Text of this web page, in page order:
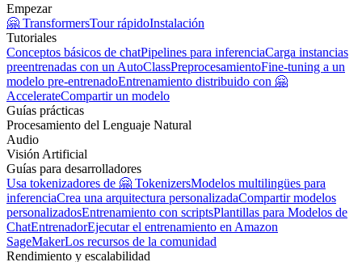
Empezar
🤗 TransformersTour rápidoInstalación
Tutoriales
Conceptos básicos de chatPipelines para inferenciaCarga instancias
preentrenadas con un AutoClassPreprocesamientoFine-tuning a un
modelo pre-entrenadoEntrenamiento distribuido con 🤗
AccelerateCompartir un modelo
Guías prácticas
Procesamiento del Lenguaje Natural
Audio
Visión Artificial
Guías para desarrolladores
Usa tokenizadores de 🤗 TokenizersModelos multilingües para
inferenciaCrea una arquitectura personalizadaCompartir modelos
personalizadosEntrenamiento con scriptsPlantillas para Modelos de
ChatEntrenadorEjecutar el entrenamiento en Amazon
SageMakerLos recursos de la comunidad
Rendimiento y escalabilidad